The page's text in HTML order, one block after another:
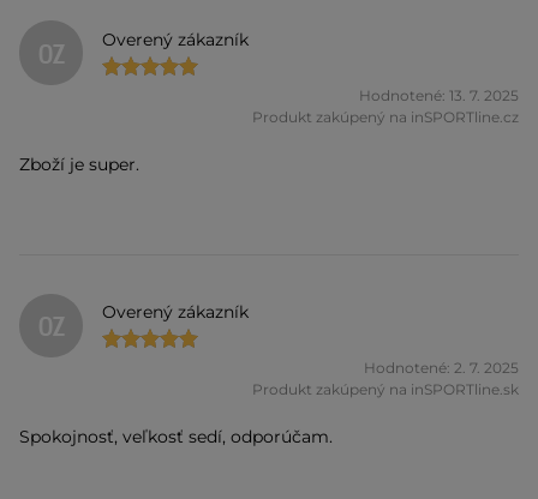
OZ Overený zákazník
Hodnotené: 13. 7. 2025
Produkt zakúpený na inSPORTline.cz
Zboží je super.
OZ Overený zákazník
Hodnotené: 2. 7. 2025
Produkt zakúpený na inSPORTline.sk
Spokojnosť, veľkosť sedí, odporúčam.